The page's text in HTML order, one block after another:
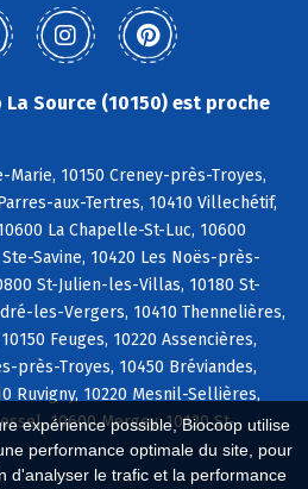
expérience possible, Biocoop utilise
performance optimale du site, pour
d'analyser le trafic et la performance
Source (10150) est proche
Marie, 10150 Creney-près-Troyes,
aux-Tertres, 10410 Villechétif,
La Chapelle-St-Luc, 10600
Savine, 10420 Les Noës-près-
St-Julien-les-Villas, 10180 St-
les-Vergers, 10410 Thennelières,
Feuges, 10220 Assencières,
près-Troyes, 10450 Bréviandes,
Ruvigny, 10220 Mesnil-Sellières,
10600 Mergey, 10120 St-